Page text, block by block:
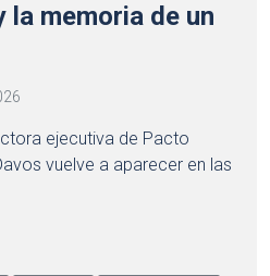
la memoria de un
ejecutiva de Pacto
vuelve a aparecer en las